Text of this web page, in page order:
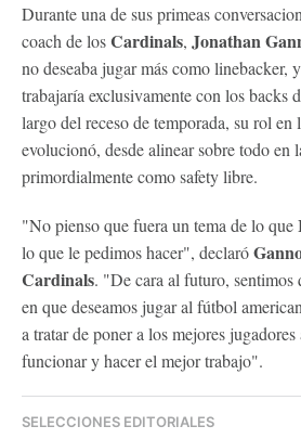
Durante una de sus primeas
coach de losCardinals, Jonathan
no deseaba jugar más como linebacker,
trabajaría exclusivamente con los backs
largo del receso de temporada, su rol en
evolucionó, desde alinear sobre todo en
primordialmente como safety libre.
"No pienso que fuera un tema de lo que
lo que le pedimos hacer", declaró
Cardinals. "De cara al futuro, sentimos
en que deseamos jugar al fútbol
a tratar de poner a los mejores
funcionar y hacer el mejor trabajo".
SELECCIONES EDITORIALES